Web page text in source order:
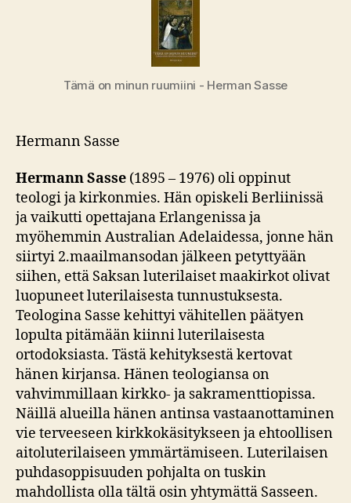
Tämä on minun ruumiini - Herman Sasse
Hermann Sasse
Hermann Sasse (1895 – 1976) oli oppinut
teologi ja kirkonmies. Hän opiskeli Berliinissä
ja vaikutti opettajana Erlangenissa ja
myöhemmin Australian Adelaidessa, jonne hän
siirtyi 2.maailmansodan jälkeen petyttyään
siihen, että Saksan luterilaiset maakirkot olivat
luopuneet luterilaisesta tunnustuksesta.
Teologina Sasse kehittyi vähitellen päätyen
lopulta pitämään kiinni luterilaisesta
ortodoksiasta. Tästä kehityksestä kertovat
hänen kirjansa. Hänen teologiansa on
vahvimmillaan kirkko- ja sakramenttiopissa.
Näillä alueilla hänen antinsa vastaanottaminen
vie terveeseen kirkkokäsitykseen ja ehtoollisen
aitoluterilaiseen ymmärtämiseen. Luterilaisen
puhdasoppisuuden pohjalta on tuskin
mahdollista olla tältä osin yhtymättä Sasseen.